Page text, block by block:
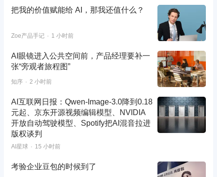
把我的价值赋能给 AI，那我还值什么？
Zoe产品手记 1 小时前
AI眼镜进入公共空间前，产品经理要补一
张“旁观者旅程图”
知序 2 小时前
AI互联网日报：Qwen-Image-3.0降到0.18
元起、京东开源视频编辑模型、NVIDIA
开放自动驾驶模型、Spotify把AI混音拉进
版权谈判
AI星球 15 小时前
考验企业豆包的时候到了